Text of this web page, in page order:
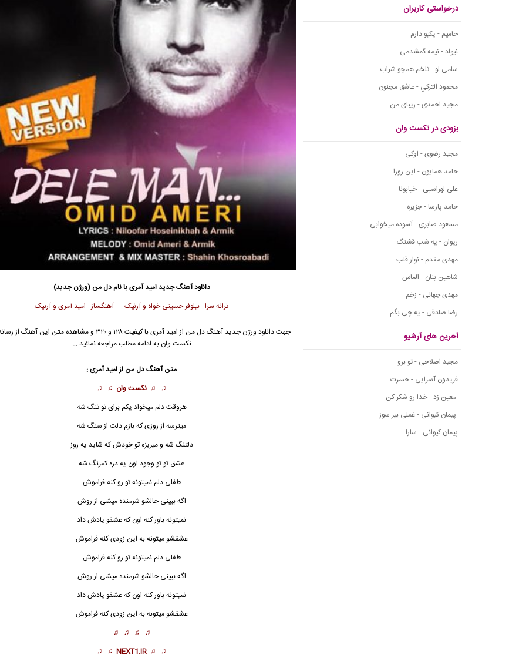
درخواستی کاربران
حامیم - یکیو دارم
نیواد - نیمه گمشدمی
سامی لو - تلخم همچو شراب
محمود التركي - عاشق مجنون
مجید احمدی - زیبای من
بزودی در نکست وان
مجید رضوی - اوکی
حامد همایون - این روزا
علی لهراسبی - خیابونا
حامد پارسا - جزیره
مسعود صابری - آسوده میخوابی
ریوان - یه شب قشنگ
مهدی مقدم - نوار قلب
شاهین بنان - الماس
مهدی جهانی - زخم
رضا صادقی - یه چی بگم
آخرین های آرشیو
مجید اصلاحی - تو برو
فریدون آسرایی - حسرت
معین زد - خدا رو شکر کن
پیمان کیوانی - غملی بیر سوز
پیمان کیوانی - سارا
دانلود آهنگ جدیدامید آمری با نام دل من (ورژن جدید)
ترانه سرا : نیلوفر حسینی خواه و آرنیک آهنگساز : امید آمری و آرنیک
جهت دانلود ورژن جدید آهنگ دل من از امید آمری با کیفیت ۱۲۸ و ۳۲۰ و مشاهده متن
نکست وان به ادامه مطلب مراجعه نمائید …
متن آهنگدل من از امید آمری :
♫ ♫ نکست وان ♫ ♫
هروقت دلم میخواد یکم برای تو تنگ شه
میترسه از روزی که بازم دلت از سنگ شه
دلتنگ شه و میریزه تو خودش که شاید یه روز
عشق تو تو وجود اون یه ذره کمرنگ شه
طفلی دلم نمیتونه تو رو کنه فراموش
اگه ببینی حالشو شرمنده میشی از روش
نمیتونه باور کنه اون که عشقو یادش داد
عشقشو میتونه به این زودی کنه فراموش
طفلی دلم نمیتونه تو رو کنه فراموش
اگه ببینی حالشو شرمنده میشی از روش
نمیتونه باور کنه اون که عشقو یادش داد
عشقشو میتونه به این زودی کنه فراموش
♫ ♫ ♫ ♫
♫ ♫
NEXT1.IR
♫ ♫